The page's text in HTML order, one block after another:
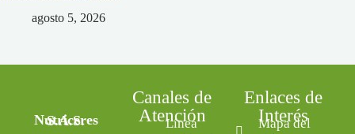
agosto 5, 2026
Nutriceres S.A.S.
Canales de
Atención
Línea
Enlaces de
Interés
Mapa del